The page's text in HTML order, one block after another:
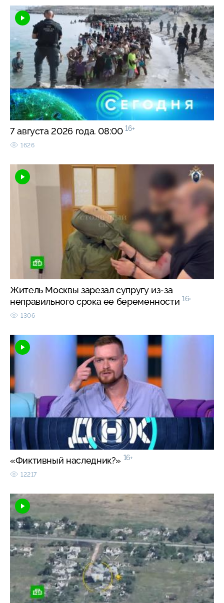
7 августа 2026 года. 08:00 16+
1626
Житель Москвы зарезал супругу из-за
неправильного срока ее беременности 16+
1306
«Фиктивный наследник?» 16+
12217